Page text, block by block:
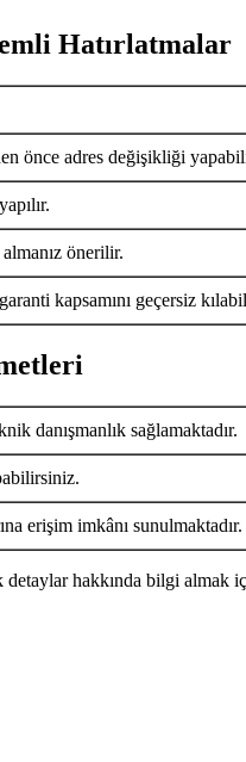
Hatırlatmalar
önce adres değişikliği
önerilir.
kapsamını geçersiz
danışmanlık sağlamaktadır.
erişim imkânı sunulmaktadır.
hakkında bilgi almak